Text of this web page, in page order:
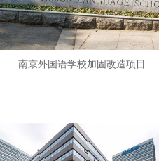
南京外国语学校加固改造项目